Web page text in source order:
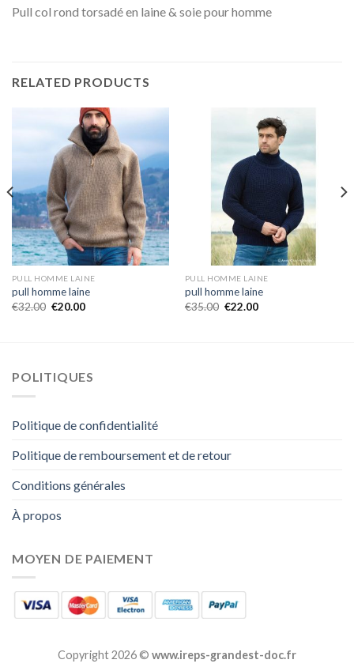
Pull col rond torsadé en laine & soie pour homme
RELATED PRODUCTS
PULL HOMME LAINE
pull homme laine
€32.00 €20.00
PULL HOMME LAINE
pull homme laine
€35.00 €22.00
POLITIQUES
Politique de confidentialité
Politique de remboursement et de retour
Conditions générales
À propos
MOYEN DE PAIEMENT
Copyright 2026 © www.ireps-grandest-doc.fr